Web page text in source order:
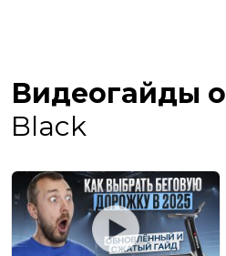
Видеогайды о
Black